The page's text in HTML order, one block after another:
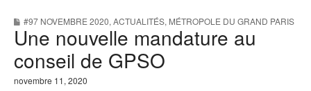
o
o
k
e
r
#97 NOVEMBRE 2020, ACTUALITÉS, MÉTROPOLE DU GRAND PARIS
Une nouvelle mandature au
conseil de GPSO
novembre 11, 2020